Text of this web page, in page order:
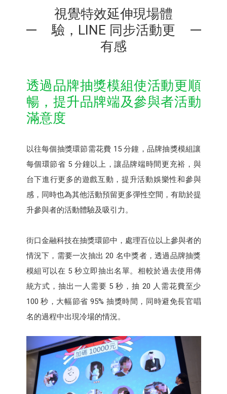
視覺特效延伸現場體
驗，LINE 同步活動更
有感
透過品牌抽獎模組使活動更順
暢，提升品牌端及參與者活動
滿意度
以往每個抽獎環節需花費 15 分鐘，品牌抽獎模組讓
每個環節省 5 分鐘以上，讓品牌端時間更充裕，與
台下進行更多的遊戲互動，提升活動娛樂性和參與
感，同時也為其他活動預留更多彈性空間，有助於提
升參與者的活動體驗及吸引力。
街口金融科技在抽獎環節中，處理百位以上參與者的
情況下，需要一次抽出 20 名中獎者，透過品牌抽獎
模組可以在 5 秒立即抽出名單。相較於過去使用傳
統方式，抽出一人需要 5 秒，抽 20 人需花費至少
100 秒，大幅節省 95% 抽獎時間，同時避免長官唱
名的過程中出現冷場的情況。